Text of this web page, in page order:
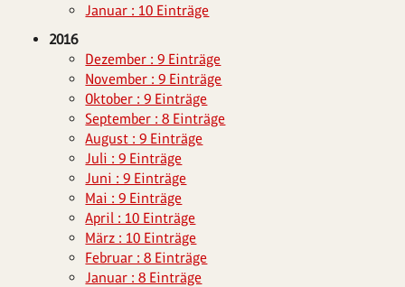
Januar : 10 Einträge
2016
Dezember : 9 Einträge
November : 9 Einträge
Oktober : 9 Einträge
September : 8 Einträge
August : 9 Einträge
Juli : 9 Einträge
Juni : 9 Einträge
Mai : 9 Einträge
April : 10 Einträge
März : 10 Einträge
Februar : 8 Einträge
Januar : 8 Einträge